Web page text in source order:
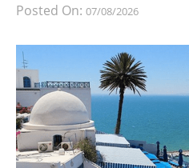
Posted On: 07/08/2026